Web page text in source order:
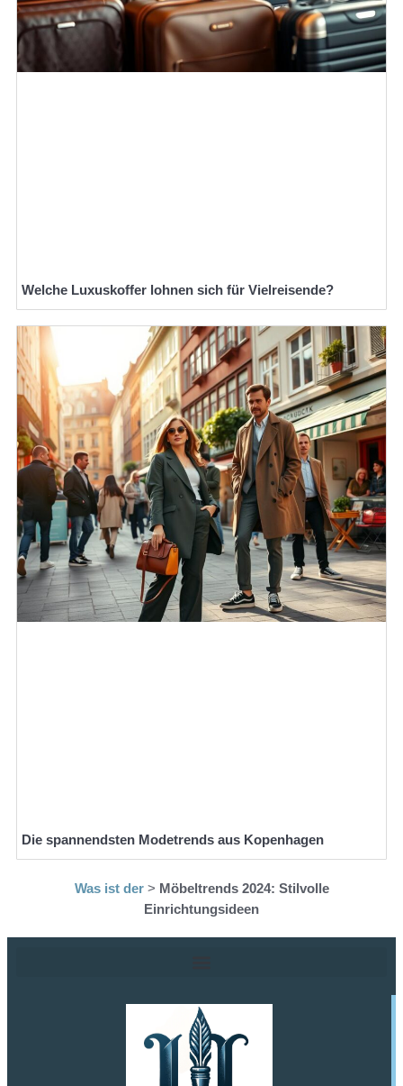
Welche Luxuskoffer lohnen sich für Vielreisende?
Die spannendsten Modetrends aus Kopenhagen
Was ist der> Möbeltrends 2024: Stilvolle
Einrichtungsideen